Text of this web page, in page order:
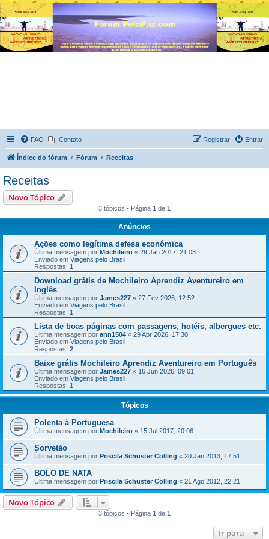
FAQ Contato Entrar
Registrar
Índice do fórum Fórum Receitas
Receitas
Novo Tópico
3 tópicos • Página 1 de 1
Anúncios
Ações como legítima defesa econômica
Última mensagem por Mochileiro « 29 Jan 2017, 21:03
Enviado em Viagens pelo Brasil
Respostas: 1
Download grátis de Mochileiro Aprendiz Aventureiro em
Inglês
Última mensagem por James227 « 27 Fev 2026, 12:52
Enviado em Viagens pelo Brasil
Respostas: 1
Lista de boas páginas com passagens, hotéis, albergues etc.
Última mensagem por ann1504 « 29 Abr 2026, 17:30
Enviado em Viagens pelo Brasil
Respostas: 2
Baixe grátis Mochileiro Aprendiz Aventureiro em Português
Última mensagem por James227 « 16 Jun 2026, 09:01
Enviado em Viagens pelo Brasil
Respostas: 1
Tópicos
Polenta à Portuguesa
Última mensagem por Mochileiro « 15 Jul 2017, 20:06
Sorvetão
Última mensagem por Priscila Schuster Colling « 20 Jan 2013, 17:51
BOLO DE NATA
Última mensagem por Priscila Schuster Colling « 21 Ago 2012, 22:21
Novo Tópico
3 tópicos • Página 1 de 1
Ir para